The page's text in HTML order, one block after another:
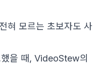
혀 모르는 초보자도 사
을 때, VideoStew의